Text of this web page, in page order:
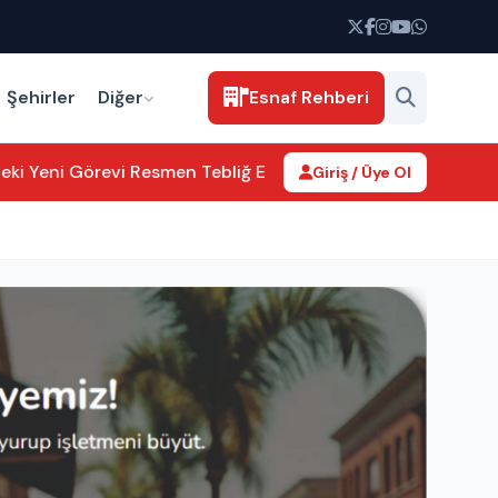
Şehirler Diğer Esnaf Rehberi
Yeni Görevi Resmen Tebliğ Edildi Aksaray’da kamu
Giriş / Üye Ol